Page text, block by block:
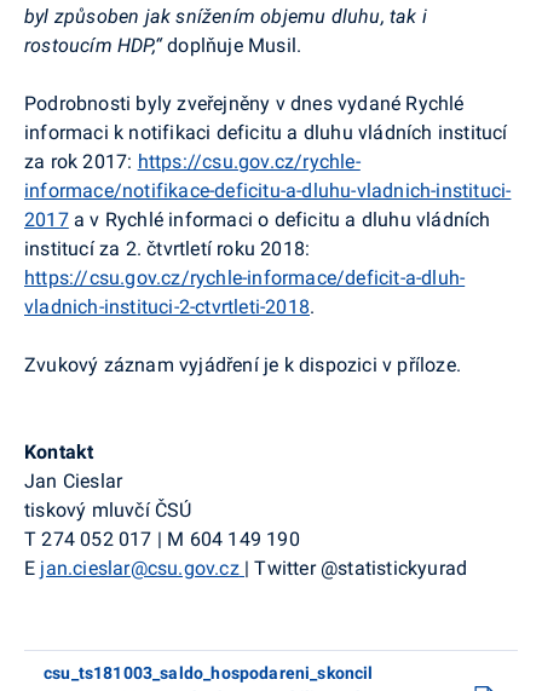
byl způsoben jak snížením objemu dluhu, tak i
rostoucím HDP,“doplňuje Musil.
Podrobnosti byly zveřejněny v dnes vydané Rychlé
informaci k notifikaci deficitu a dluhu vládních institucí
za rok 2017: https://csu.gov.cz/rychle-
informace/notifikace-deficitu-a-dluhu-vladnich-instituci-
2017a v Rychlé informaci o deficitu a dluhu vládních
institucí za 2. čtvrtletí roku 2018:
https://csu.gov.cz/rychle-informace/deficit-a-dluh-
vladnich-instituci-2-ctvrtleti-2018.
Zvukový záznam vyjádření je k dispozici v příloze.
Kontakt
Jan Cieslar
tiskový mluvčí ČSÚ
T 274 052 017 | M 604 149 190
E jan.cieslar@csu.gov.cz | Twitter@statistickyurad
csu_ts181003_saldo_hospodareni_skoncil